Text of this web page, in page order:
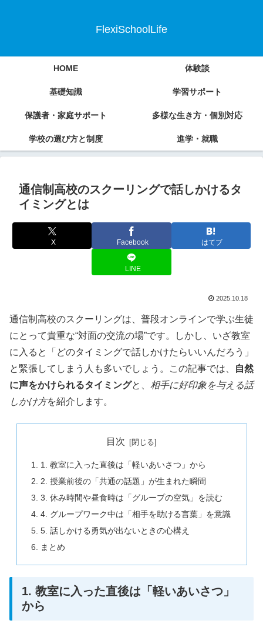
FlexiSchoolLife
HOME 体験談
基礎知識 学習サポート
保護者・家庭サポート 多様な生き方・個別対応
学校の選び方と制度 進学・就職
通信制高校のスクーリングで話しかけるタ
イミングとは
X Facebook はてブ
LINE
2025.10.18
通信制高校のスクーリングは、普段オンラインで学ぶ生徒
にとって貴重な“対面の交流の場”です。しかし、いざ教室
に入ると「どのタイミングで話しかけたらいいんだろう」
と緊張してしまう人も多いでしょう。この記事では、
自然
に声をかけられるタイミングと、 相手に好印象を与える話
しかけ方を紹介します。
目次
1. 教室に入った直後は「軽いあいさつ」から
2. 授業前後の「共通の話題」が生まれた瞬間
3. 休み時間や昼食時は「グループの空気」を読む
4. グループワーク中は「相手を助ける言葉」を意識
5. 話しかける勇気が出ないときの心構え
まとめ
1. 教室に入った直後は「軽いあいさつ」
から